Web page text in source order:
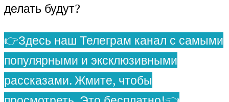
делать будут?
👉Здесь наш Телеграм канал с самыми
популярными и эксклюзивными
рассказами. Жмите, чтобы